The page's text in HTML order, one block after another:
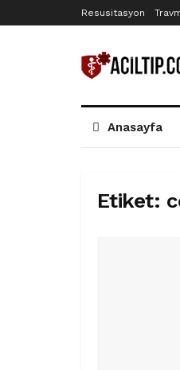
Resusitasyon
Anasayfa
Etiket: